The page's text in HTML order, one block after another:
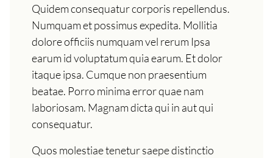
Quidem consequatur corporis repellendus.
Numquam et possimus expedita. Mollitia
dolore officiis numquam vel rerum Ipsa
earum id voluptatum quia earum. Et dolor
itaque ipsa. Cumque non praesentium
beatae. Porro minima error quae nam
laboriosam. Magnam dicta qui in aut qui
consequatur.
Quos molestiae tenetur saepe distinctio